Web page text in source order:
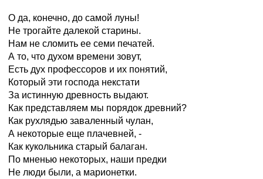
О да, конечно, до самой луны!
Не трогайте далекой старины.
Нам не сломить ее семи печатей.
А то, что духом времени зовут,
Есть дух профессоров и их понятий,
Который эти господа некстати
За истинную древность выдают.
Как представляем мы порядок древний?
Как рухлядью заваленный чулан,
А некоторые еще плачевней, -
Как кукольника старый балаган.
По мненью некоторых, наши предки
Не люди были, а марионетки.